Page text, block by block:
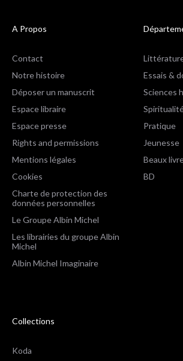
A Propos
Contact
Notre histoire
Déposer un manuscrit
Espace libraire
Espace presse
Rights and permissions
Mentions légales
Cookies
Charte de protection des
données personnelles
Le Groupe Albin Michel
Les librairies du groupe Albin
Michel
Albin Michel Imaginaire
Essais &
Sciences
Pratique
Jeunesse
Beaux
BD
Collections
Koda